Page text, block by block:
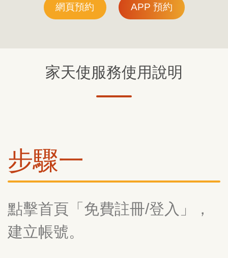
網頁預約 APP 預約
家天使服務使用說明
步驟一
點擊首頁「免費註冊/登入」，
建立帳號。